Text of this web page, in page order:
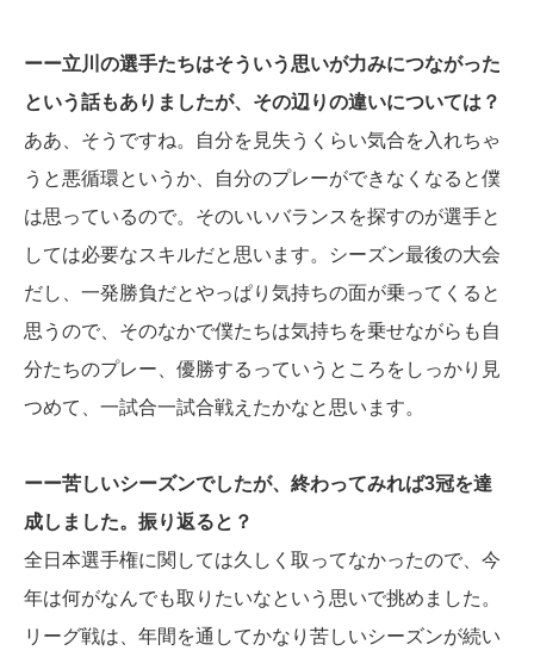
ーー立川の選手たちはそういう思いが力みにつながった
という話もありましたが、その辺りの違いについては？
ああ、そうですね。自分を見失うくらい気合を入れちゃ
うと悪循環というか、自分のプレーができなくなると僕
は思っているので。そのいいバランスを探すのが選手と
しては必要なスキルだと思います。シーズン最後の大会
だし、一発勝負だとやっぱり気持ちの面が乗ってくると
思うので、そのなかで僕たちは気持ちを乗せながらも自
分たちのプレー、優勝するっていうところをしっかり見
つめて、一試合一試合戦えたかなと思います。
ーー苦しいシーズンでしたが、終わってみれば3冠を達
成しました。振り返ると？
全日本選手権に関しては久しく取ってなかったので、今
年は何がなんでも取りたいなという思いで挑めました。
リーグ戦は、年間を通してかなり苦しいシーズンが続い